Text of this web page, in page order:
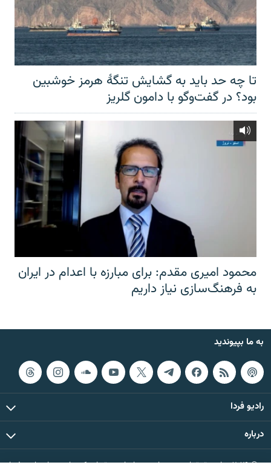
تا چه حد باید به گشایش تنگهٔ هرمز خوشبین
بود؟ در گفت‌وگو با دامون گلریز
محمود امیری مقدم: برای مبارزه با اعدام در ایران
به فرهنگ‌سازی نیاز داریم
به ما بپیوندید
رادیو فردا
درباره